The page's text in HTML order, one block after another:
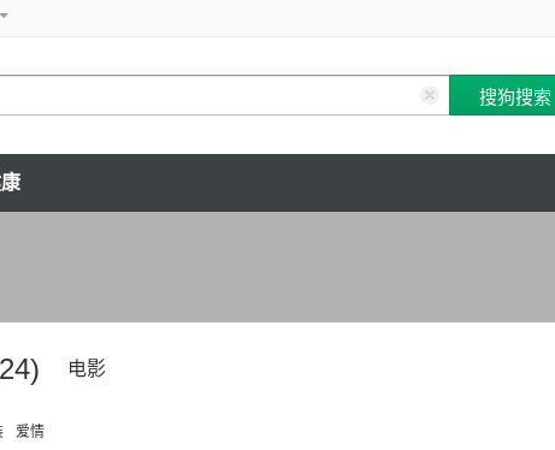
电影
爱情